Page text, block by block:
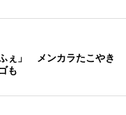
ぇ」 メンカラたこやき
も